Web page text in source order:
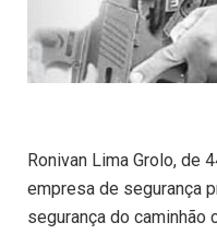
Ronivan Lima Grolo, de
empresa de segurança
segurança do